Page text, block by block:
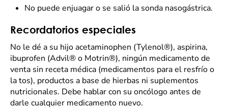
No puede enjuagar o se salió la sonda nasogástrica.
Recordatorios especiales
No le dé a su hijo acetaminophen (Tylenol®), aspirina,
ibuprofen (Advil® o Motrin®), ningún medicamento de
venta sin receta médica (medicamentos para el resfrío o
la tos), productos a base de hierbas ni suplementos
nutricionales. Debe hablar con su oncólogo antes de
darle cualquier medicamento nuevo.